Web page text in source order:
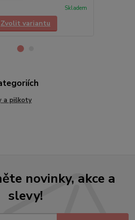
Skladem
Zvolit variantu
a piškoty
novinky, akce a
slevy!